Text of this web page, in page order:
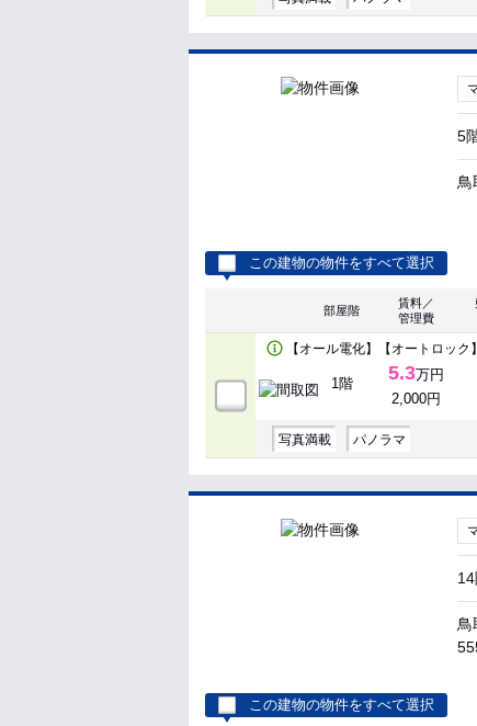
5
鳥
この建物の物件をすべて選択
部屋階
賃料／
管理費
【オール電化】【オートロック
1階 5.3万円
2,000円
写真満載 パノラマ
鳥
この建物の物件をすべて選択